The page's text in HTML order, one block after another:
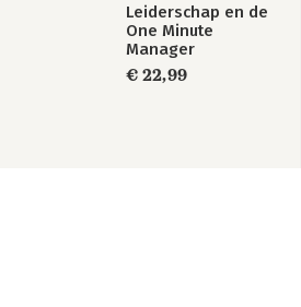
Leiderschap en de
One Minute
Manager
€ 22,99